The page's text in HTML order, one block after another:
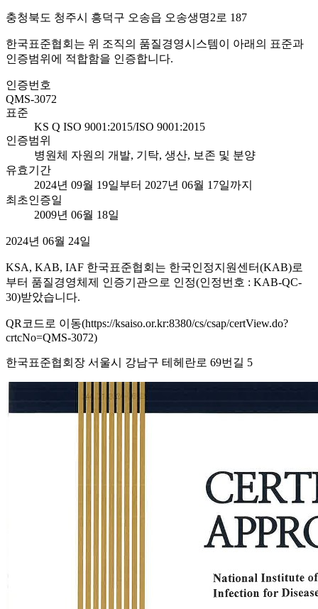
충청북도 청주시 흥덕구 오송읍 오송생명2로 187
한국표준협회는 위 조직의 품질경영시스템이 아래의 표준과
인증범위에 적합함을 인증합니다.
인증번호
QMS-3072
표준
KS Q ISO 9001:2015/ISO 9001:2015
인증범위
병원체 자원의 개발, 기탁, 생산, 보존 및 분양
유효기간
2024년 09월 19일부터 2027년 06월 17일까지
최초인증일
2009년 06월 18일
2024년 06월 24일
KSA, KAB, IAF 한국표준협회는 한국인정지원센터(KAB)로
부터 품질경영체제 인증기관으로 인정(인정번호 : KAB-QC-
30)받았습니다.
QR코드로 이동(https://ksaiso.or.kr:8380/cs/csap/certView.do?
crtcNo=QMS-3072)
한국표준협회장 서울시 강남구 테헤란로 69번길 5